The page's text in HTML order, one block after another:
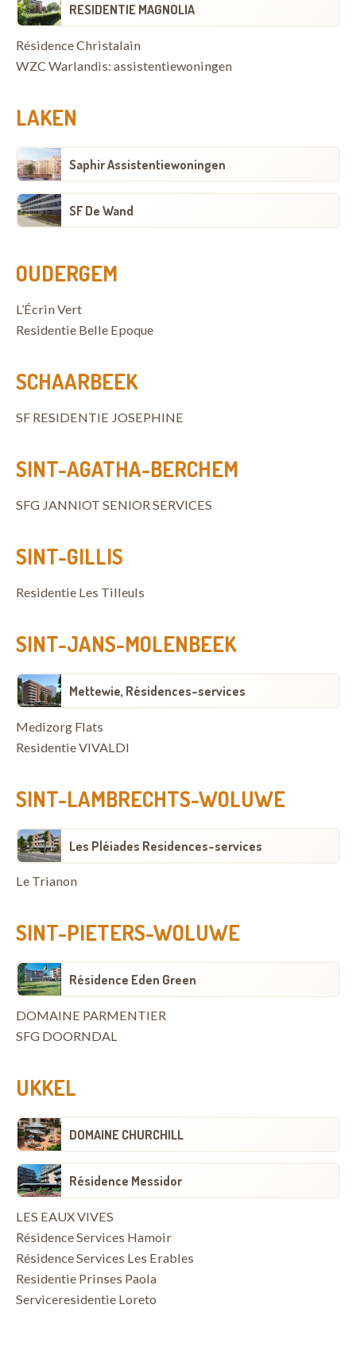
RESIDENTIE MAGNOLIA
Résidence Christalain
WZC Warlandis: assistentiewoningen
LAKEN
Saphir Assistentiewoningen
SF De Wand
OUDERGEM
L’Écrin Vert
Residentie Belle Epoque
SCHAARBEEK
SF RESIDENTIE JOSEPHINE
SINT-AGATHA-BERCHEM
SFG JANNIOT SENIOR SERVICES
SINT-GILLIS
Residentie Les Tilleuls
SINT-JANS-MOLENBEEK
Mettewie, Résidences-services
Medizorg Flats
Residentie VIVALDI
SINT-LAMBRECHTS-WOLUWE
Les Pléiades Residences-services
Le Trianon
SINT-PIETERS-WOLUWE
Résidence Eden Green
DOMAINE PARMENTIER
SFG DOORNDAL
UKKEL
DOMAINE CHURCHILL
Résidence Messidor
LES EAUX VIVES
Résidence Services Hamoir
Résidence Services Les Erables
Residentie Prinses Paola
Serviceresidentie Loreto